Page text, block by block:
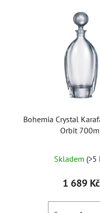
Bohemia Crystal
Orbit
Skladem (>5
1 689 Kč